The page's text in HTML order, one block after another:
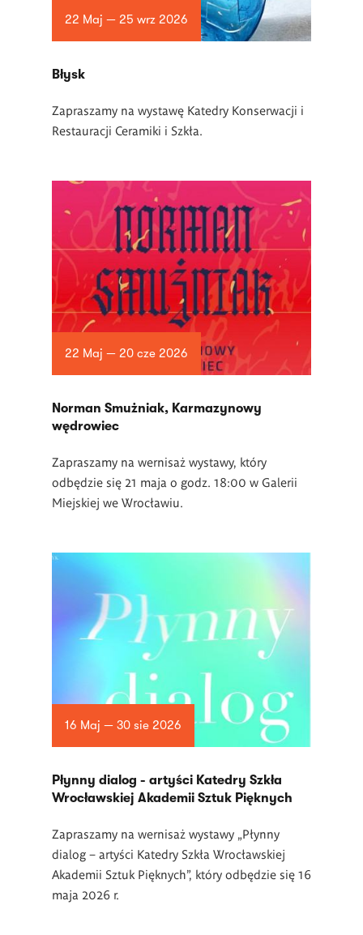
22 Maj — 25 wrz 2026
Błysk
Zapraszamy na wystawę Katedry Konserwacji i
Restauracji Ceramiki i Szkła.
22 Maj — 20 cze 2026
Norman Smużniak, Karmazynowy
wędrowiec
Zapraszamy na wernisaż wystawy, który
odbędzie się 21 maja o godz. 18:00 w Galerii
Miejskiej we Wrocławiu.
16 Maj — 30 sie 2026
Płynny dialog - artyści Katedry Szkła
Wrocławskiej Akademii Sztuk Pięknych
Zapraszamy na wernisaż wystawy „Płynny
dialog – artyści Katedry Szkła Wrocławskiej
Akademii Sztuk Pięknych”, który odbędzie się 16
maja 2026 r.